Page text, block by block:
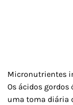
Micronutrientes
Os ácidos
uma toma diária